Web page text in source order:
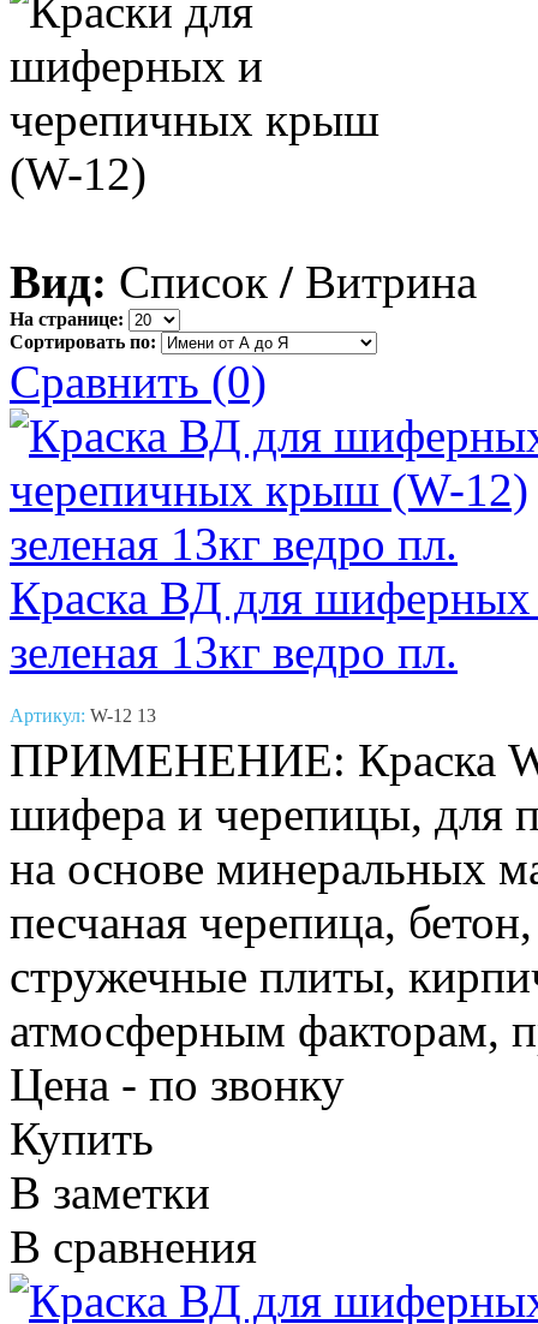
Вид: Список / Витрина
На странице:
Сортировать по:
Сравнить (0)
Краска ВД для
зеленая 13кг ведро пл.
Артикул: W-12 13
ПРИМЕНЕНИЕ: Краска
шифера и черепицы, для
на основе минеральных
песчаная черепица,
стружечные плиты,
атмосферным факторам,
Цена - по звонку
Купить
В заметки
В сравнения